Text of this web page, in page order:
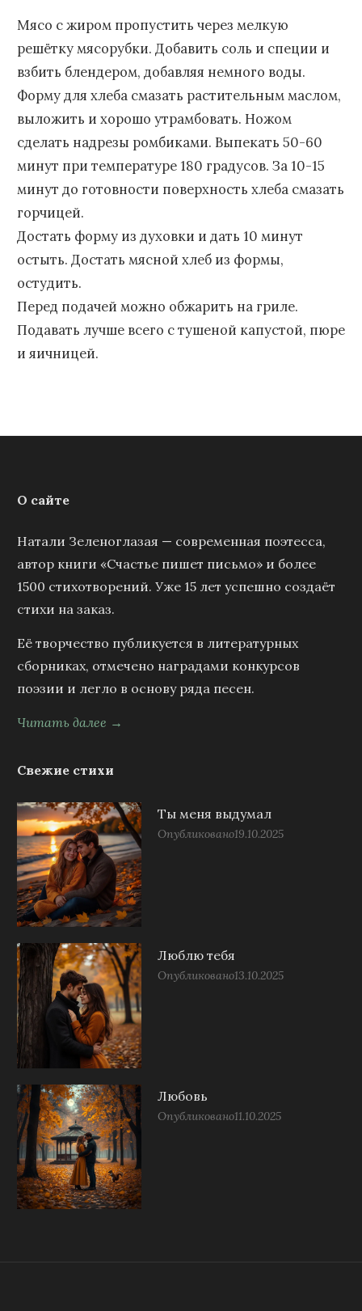
Мясо с жиром пропустить через мелкую
решётку мясорубки. Добавить соль и специи и
взбить блендером, добавляя немного воды.
Форму для хлеба смазать растительным маслом,
выложить и хорошо утрамбовать. Ножом
сделать надрезы ромбиками. Выпекать 50-60
минут при температуре 180 градусов. За 10-15
минут до готовности поверхность хлеба смазать
горчицей.
Достать форму из духовки и дать 10 минут
остыть. Достать мясной хлеб из формы,
остудить.
Перед подачей можно обжарить на гриле.
Подавать лучше всего с тушеной капустой, пюре
и яичницей.
О сайте
Натали Зеленоглазая — современная поэтесса,
автор книги «Счастье пишет письмо» и более
1500 стихотворений. Уже 15 лет успешно создаёт
стихи на заказ.
Её творчество публикуется в литературных
сборниках, отмечено наградами конкурсов
поэзии и легло в основу ряда песен.
Читать далее →
Свежие стихи
Ты меня выдумал
Опубликовано19.10.2025
Люблю тебя
Опубликовано13.10.2025
Любовь
Опубликовано11.10.2025